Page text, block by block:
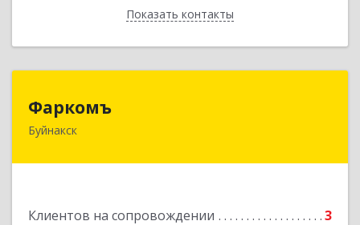
Показать контакты
Назад
Фаркомъ
Буйнакск
Клиентов на сопровождении 3